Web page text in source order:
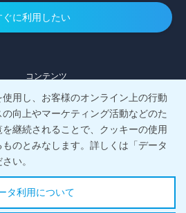
用し、お客様のオンライン上の行動
向上やマーケティング活動などのた
継続されることで、クッキーの使用
のとみなします。詳しくは「データ
い。
タ利用について
ぐに利用したい
コンテンツ
大学・教育機関向け
グ株式会社
お知らせ